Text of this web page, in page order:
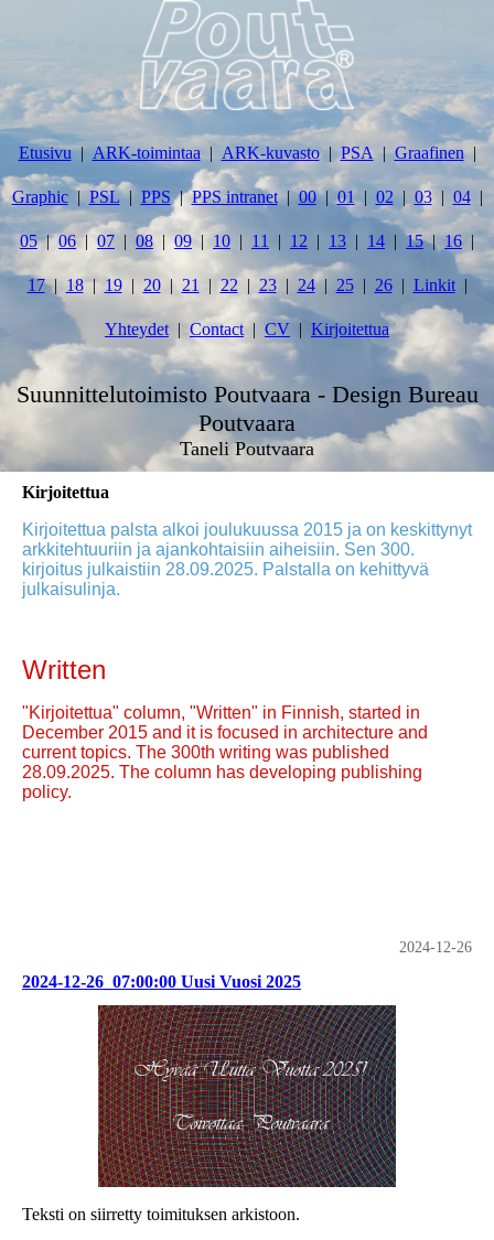
Etusivu ARK-toimintaa ARK-kuvasto PSA Graafinen
Graphic PSL PPS PPS intranet 00 01 02 03 04
05 06 07 08 09 10 11 12 13 14 15 16
17 18 19 20 21 22 23 24 25 26 Linkit
Yhteydet Contact CV Kirjoitettua
Suunnittelutoimisto Poutvaara - Design Bureau
Poutvaara
Taneli Poutvaara
Kirjoitettua
Kirjoitettua palsta alkoi joulukuussa 2015 ja on keskittynyt
arkkitehtuuriin ja ajankohtaisiin aiheisiin. Sen 300.
kirjoitus julkaistiin 28.09.2025. Palstalla on kehittyvä
julkaisulinja.
Written
"Kirjoitettua" column, "Written" in Finnish, started in
December 2015 and it is focused in architecture and
current topics. The 300th writing was published
28.09.2025. The column has developing publishing
policy.
2024-12-26
2024-12-26_07:00:00 Uusi Vuosi 2025
Teksti on siirretty toimituksen arkistoon.